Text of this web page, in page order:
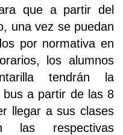
que a partir del
una vez se puedan
por normativa en
los alumnos
tendrán la
bus a partir de las 8
llegar a sus clases
las respectivas